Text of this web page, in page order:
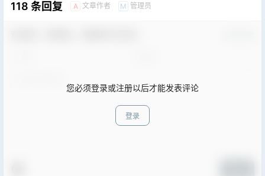
118 条回复 A 文章作者 M 管理员
您必须登录或注册以后才能发表评论
登录